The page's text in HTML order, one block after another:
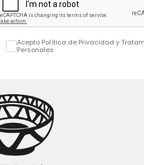
Acepto Política de Privacidad y
Personales